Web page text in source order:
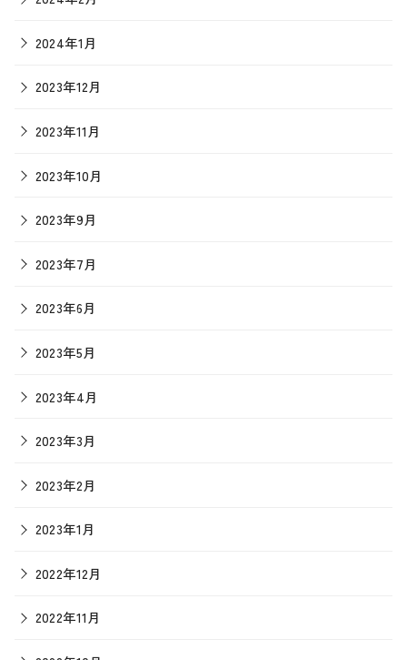
2024年1月
2023年12月
2023年11月
2023年10月
2023年9月
2023年7月
2023年6月
2023年5月
2023年4月
2023年3月
2023年2月
2023年1月
2022年12月
2022年11月